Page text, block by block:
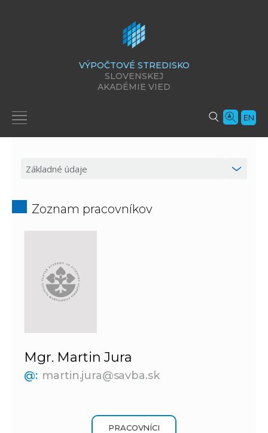
VÝPOČTOVÉ STREDISKO
SLOVENSKEJ
AKADÉMIE VIED
EN
Zoznam pracovníkov
Mgr. Martin Jura
@: martin.jura@savba.sk
PRACOVNÍCI